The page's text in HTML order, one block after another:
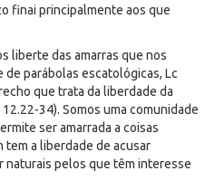
finai principalmente aos que
liberte das amarras que nos
parábolas escatológicas, Lc
que trata da liberdade da
34). Somos uma comunidade
ser amarrada a coisas
tem a liberdade de acusar
naturais pelos que têm interesse